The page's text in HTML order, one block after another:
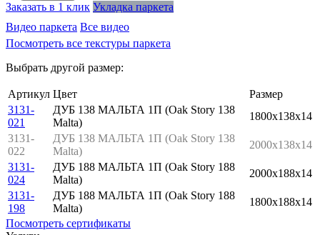
Заказать в 1 клик Укладка паркета
Видео паркета Все видео
Посмотреть все текстуры паркета
Выбрать другой размер:
Артикул Цвет
Размер
3131-
021
ДУБ 138 МАЛЬТА 1П (Oak Story 138
Malta)
1800x138x14
3131-
022
ДУБ 138 МАЛЬТА 1П (Oak Story 138
Malta)
2000x138x14
3131-
024
ДУБ 188 МАЛЬТА 1П (Oak Story 188
Malta)
2000x188x14
3131-
198
ДУБ 188 МАЛЬТА 1П (Oak Story 188
Malta)
1800x188x14
Посмотреть сертификаты